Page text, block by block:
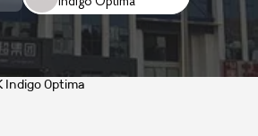
Indigo Optima